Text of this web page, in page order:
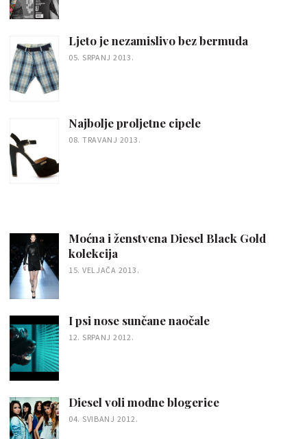
Ljeto je nezamislivo bez bermuda
05. SRPANJ 2013.
Najbolje proljetne cipele
08. TRAVANJ 2013.
Moćna i ženstvena Diesel Black Gold
kolekcija
15. VELJAČA 2013.
I psi nose sunčane naočale
12. SRPANJ 2012.
Diesel voli modne blogerice
04. SVIBANJ 2012.